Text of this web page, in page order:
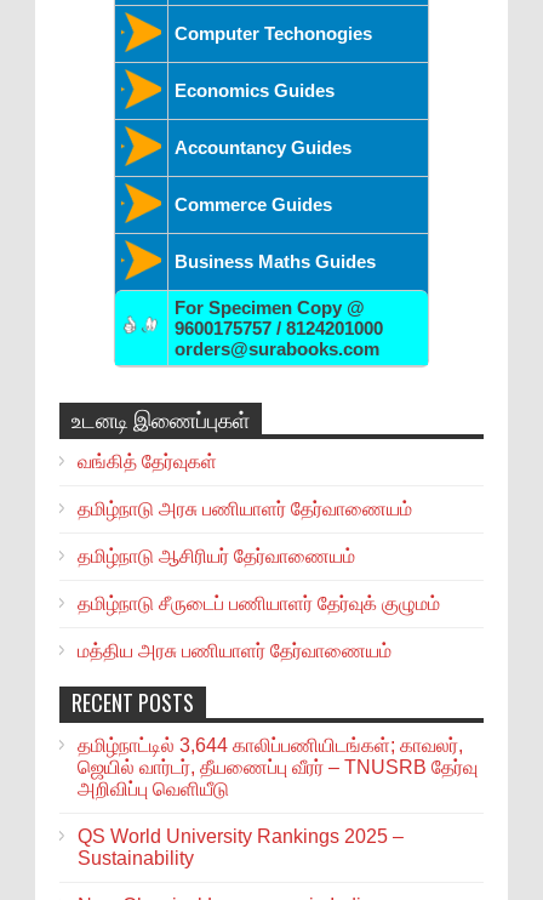
Computer Techonogies
Economics Guides
Accountancy Guides
Commerce Guides
Business Maths Guides
For Specimen Copy @
9600175757 / 8124201000
orders@surabooks.com
உடனடி இணைப்புகள்
வங்கித் தேர்வுகள்
தமிழ்நாடு அரசு பணியாளர் தேர்வாணையம்
தமிழ்நாடு ஆசிரியர் தேர்வாணையம்
தமிழ்நாடு சீருடைப் பணியாளர் தேர்வுக் குழுமம்
மத்திய அரசு பணியாளர் தேர்வாணையம்
RECENT POSTS
தமிழ்நாட்டில் 3,644 காலிப்பணியிடங்கள்; காவலர்,
ஜெயில் வார்டர், தீயணைப்பு வீரர் – TNUSRB தேர்வு
அறிவிப்பு வெளியீடு
QS World University Rankings 2025 –
Sustainability